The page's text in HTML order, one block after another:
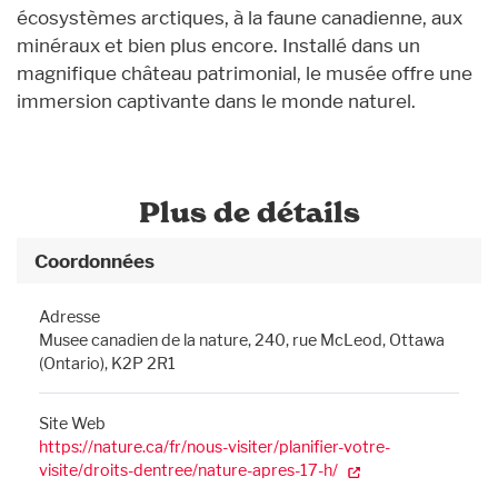
écosystèmes arctiques, à la faune canadienne, aux
minéraux et bien plus encore. Installé dans un
magnifique château patrimonial, le musée offre une
immersion captivante dans le monde naturel.
Plus de détails
Coordonnées
Adresse
Musee canadien de la nature, 240, rue McLeod, Ottawa
(Ontario), K2P 2R1
Site Web
https://nature.ca/fr/nous-visiter/planifier-votre-
visite/droits-dentree/nature-apres-17-h/